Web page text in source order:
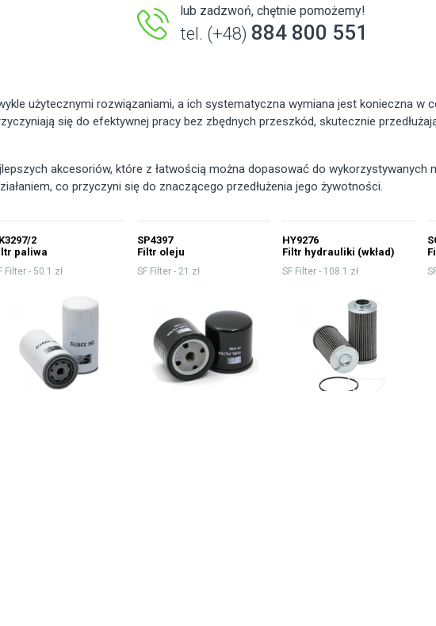
lub zadzwoń, chętnie pomożemy!
tel. (+48) 884 800 551
użytecznymi rozwiązaniami, a ich systematyczna wymiana jest konieczna w
się do efektywnej pracy bez zbędnych przeszkód, skutecznie
akcesoriów, które z łatwością można dopasować do wykorzystywanych
co przyczyni się do znaczącego przedłużenia jego żywotności.
2
paliwa
Filter - 50.1 zł
SP4397
Filtr oleju
SF Filter - 21 zł
HY9276
Filtr hydrauliki (wkład)
SF Filter - 108.1 zł